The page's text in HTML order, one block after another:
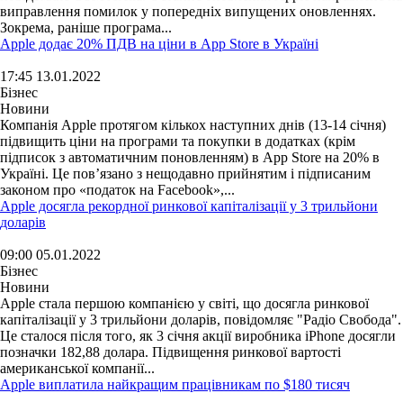
виправлення помилок у попередніх випущених оновленнях.
Зокрема, раніше програма...
Apple додає 20% ПДВ на ціни в App Store в Україні
17:45 13.01.2022
Бізнес
Новини
Компанія Apple протягом кількох наступних днів (13-14 січня)
підвищить ціни на програми та покупки в додатках (крім
підписок з автоматичним поновленням) в App Store на 20% в
Україні. Це пов’язано з нещодавно прийнятим і підписаним
законом про «податок на Facebook»,...
Apple досягла рекордної ринкової капіталізації у 3 трильйони
доларів
09:00 05.01.2022
Бізнес
Новини
Apple стала першою компанією у світі, що досягла ринкової
капіталізації у 3 трильйони доларів, повідомляє "Радіо Свобода".
Це сталося після того, як 3 січня акції виробника iPhone досягли
позначки 182,88 долара. Підвищення ринкової вартості
американської компанії...
Apple виплатила найкращим працівникам по $180 тисяч